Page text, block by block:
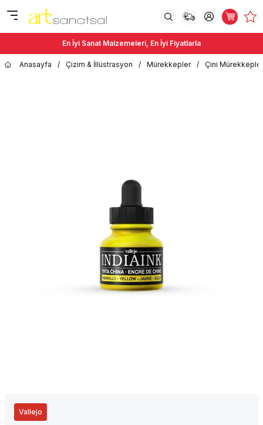
En İyi Sanat Malzemeleri, En İyi Fiyatlarla
Anasayfa / Çizim & İllüstrasyon / Mürekkepler / Çini
Vallejo